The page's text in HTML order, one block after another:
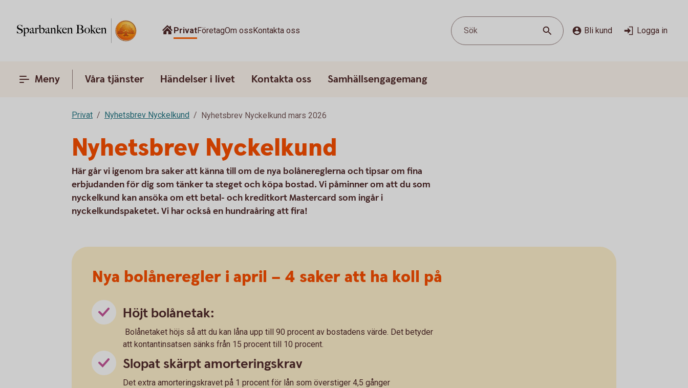
PrivatFöretagOm ossKontakta oss Sök Bli kund Logga in
Meny Våra tjänster Händelser i livet Kontakta oss Samhällsengagemang
Privat Nyhetsbrev Nyckelkund Nyhetsbrev Nyckelkund mars 2026
Nyhetsbrev Nyckelkund
Här går vi igenom bra saker att känna till om de nya bolånereglerna och tipsar om fina
erbjudanden för dig som tänker ta steget och köpa bostad. Vi påminner om att du som
nyckelkund kan ansöka om ett betal- och kreditkort Mastercard som ingår i
nyckelkundspaketet. Vi har också en hundraåring att fira!
Nya bolåneregler i april – 4 saker att ha koll på
Höjt bolånetak:
Bolånetaket höjs så att du kan låna upp till 90 procent av bostadens värde. Det betyder
att kontantinsatsen sänks från 15 procent till 10 procent.
Slopat skärpt amorteringskrav
Det extra amorteringskravet på 1 procent för lån som överstiger 4,5 gånger